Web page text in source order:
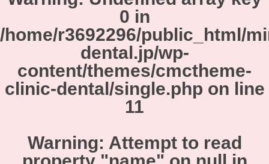
0 in
/home/r3692296/public_html/
dental.jp/wp-
content/themes/cmctheme-
clinic-dental/single.php on line
11
Warning: Attempt to read